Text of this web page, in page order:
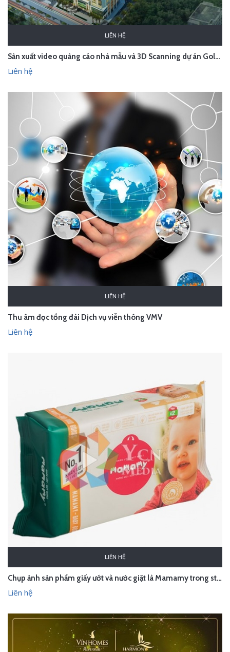
LIÊN HỆ
Sản xuất video quảng cáo nhà mẫu và 3D Scanning dự án Gold Tower - Hà Nội
Liên hệ
LIÊN HỆ
Thu âm đọc tổng đài Dịch vụ viễn thông VMV
Liên hệ
LIÊN HỆ
Chụp ảnh sản phẩm giấy ướt và nước giặt là Mamamy trong studio Hà Nội
Liên hệ